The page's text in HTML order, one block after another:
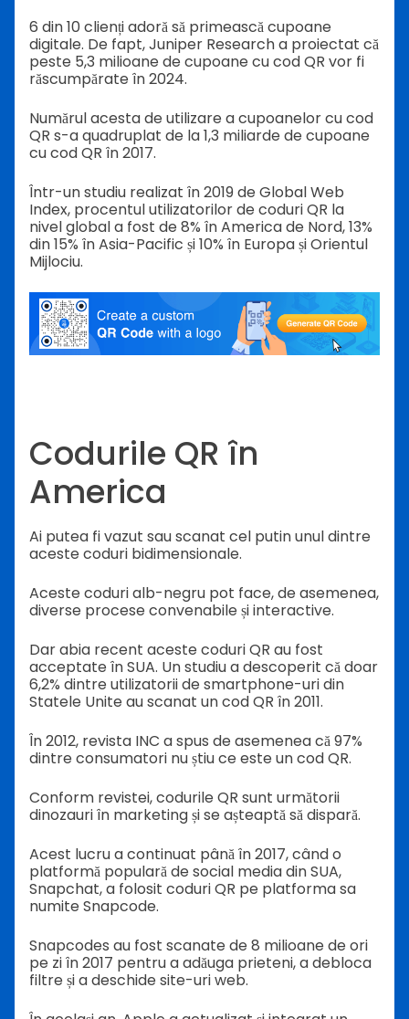
6 din 10 clienți adoră să primească cupoane
digitale. De fapt, Juniper Research a proiectat că
peste 5,3 milioane de cupoane cu cod QR vor fi
răscumpărate în 2024.
Numărul acesta de utilizare a cupoanelor cu cod
QR s-a quadruplat de la 1,3 miliarde de cupoane
cu cod QR în 2017.
Într-un studiu realizat în 2019 de Global Web
Index, procentul utilizatorilor de coduri QR la
nivel global a fost de 8% în America de Nord, 13%
din 15% în Asia-Pacific și 10% în Europa și Orientul
Mijlociu.
Codurile QR în
America
Ai putea fi vazut sau scanat cel putin unul dintre
aceste coduri bidimensionale.
Aceste coduri alb-negru pot face, de asemenea,
diverse procese convenabile și interactive.
Dar abia recent aceste coduri QR au fost
acceptate în SUA. Un studiu a descoperit că doar
6,2% dintre utilizatorii de smartphone-uri din
Statele Unite au scanat un cod QR în 2011.
În 2012, revista INC a spus de asemenea că 97%
dintre consumatori nu știu ce este un cod QR.
Conform revistei, codurile QR sunt următorii
dinozauri în marketing și se așteaptă să dispară.
Acest lucru a continuat până în 2017, când o
platformă populară de social media din SUA,
Snapchat, a folosit coduri QR pe platforma sa
numite Snapcode.
Snapcodes au fost scanate de 8 milioane de ori
pe zi în 2017 pentru a adăuga prieteni, a debloca
filtre și a deschide site-uri web.